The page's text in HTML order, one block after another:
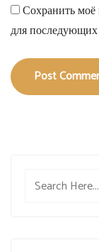
Сохранить моё
для
Post